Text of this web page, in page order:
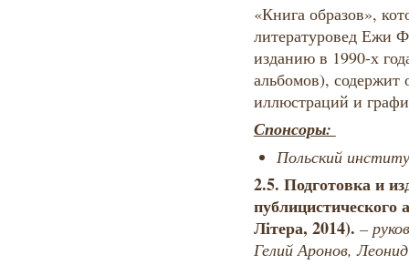
«Книга образов»,
литературовед Ежи
изданию в 1990-х
альбомов), содержит
иллюстраций и
Спонсоры:
Польский
2.5. Подготовка и
Літера, 2014). –
Гелий Аронов,